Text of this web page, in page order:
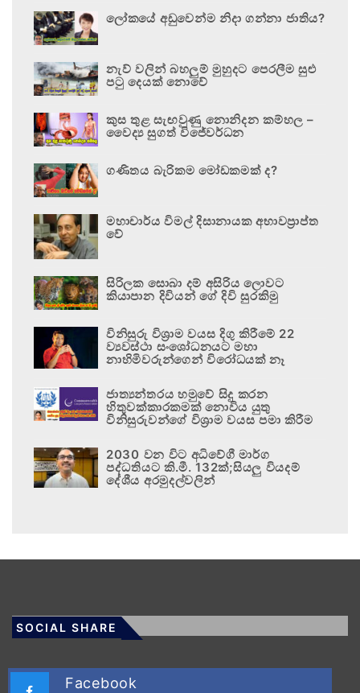
ලෝකයේ අඩුවෙන්ම නිදා ගන්නා ජාතිය?
නැව් වලින් බහලුම් මුහුදට පෙරලීම සුළු
පටු දෙයක් නොවේ
කුස තුළ සැඟවුණු නොනිදන කම්හල –
වෛද්‍ය සුගත් විජේවර්ධන
ගණිතය බැරිකම මෝඩකමක් ද?
මහාචාර්ය විමල් දිසානායක අභාවප්‍රාප්ත
වේ
සිරිලක සොබා දම් අසිරිය ලොවට
කියාපාන දිවියන් ගේ දිවි සුරකිමු
විනිසුරු විශ්‍රාම වයස දිගු කිරීමේ 22
ව්‍යවස්ථා සංශෝධනයට මහා
නාහිමිවරුන්ගෙන් විරෝධයක් නෑ
ජාත්‍යන්තරය හමුවේ සිදු කරන
හිතුවක්කාරකමක් නොවිය යුතු
විනිසුරුවන්ගේ විශ්‍රාම වයස පමා කිරීම
2030 වන විට අධිවේගී මාර්ග
පද්ධතියට කි.මී. 132ක්;සියලු වියදම්
දේශීය අරමුදල්වලින්
SOCIAL SHARE
Facebook